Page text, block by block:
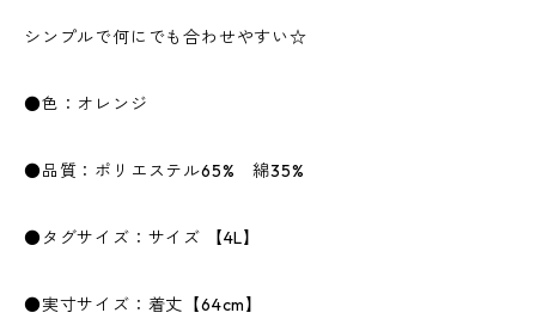
シンプルで何にでも合わせやすい☆
●色：オレンジ
●品質：ポリエステル65% 綿35%
●タグサイズ：サイズ 【4L】
●実寸サイズ：着丈【64cm】